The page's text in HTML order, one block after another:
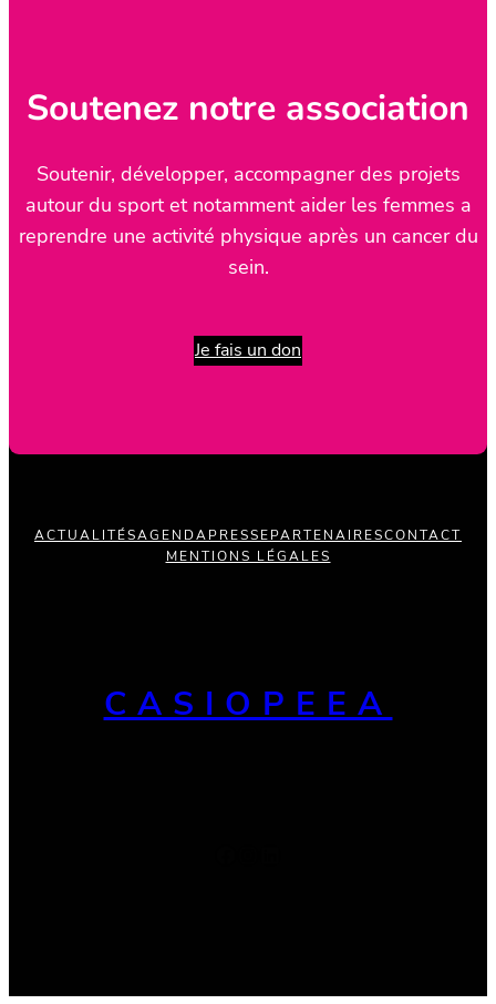
Soutenez notre association
Soutenir, développer, accompagner des projets
autour du sport et notamment aider les femmes a
reprendre une activité physique après un cancer du
sein.
Je fais un don
ACTUALITÉSAGENDAPRESSEPARTENAIRESCONTACT
MENTIONS LÉGALES
CASIOPEEA